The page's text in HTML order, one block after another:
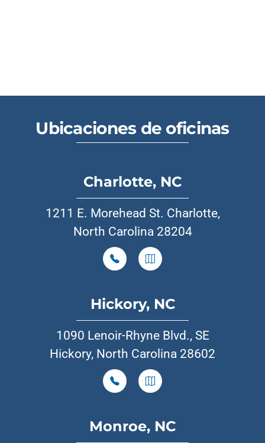
Ubicaciones de oficinas
Charlotte, NC
1211 E. Morehead St. Charlotte,
North Carolina 28204
Hickory, NC
1090 Lenoir-Rhyne Blvd., SE
Hickory, North Carolina 28602
Monroe, NC